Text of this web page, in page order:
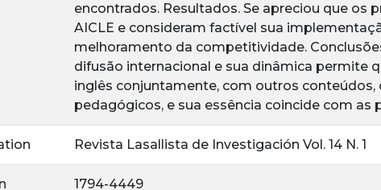
encontrados. Resultados. Se apreciou que
AICLE e consideram factível sua
melhoramento da competitividade.
difusão internacional e sua dinâmica permite
inglês conjuntamente, com outros
pedagógicos, e sua essência coincide com
Revista Lasallista de Investigación Vol. 14 N. 1
1794-4449